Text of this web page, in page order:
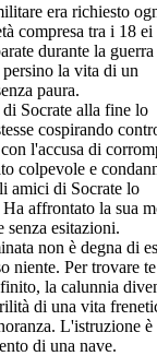
era richiesto
compresa tra i 18 ei
durante la
la vita di un
paura.
Socrate alla fine lo
cospirando
l'accusa di
colpevole e
amici di Socrate lo
affrontato la sua
senza esitazioni.
non è degna di
niente. Per trovare te
la calunnia
di una vita
L'istruzione è
di una nave.